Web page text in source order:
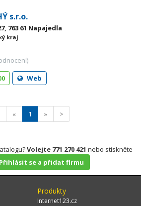
s.r.o.
763 61 Napajedla
kraj
Web
« 1 » >
Volejte 771 270 421 nebo stiskněte
Přihlásit se a přidat firmu
Produkty
Internet123.cz